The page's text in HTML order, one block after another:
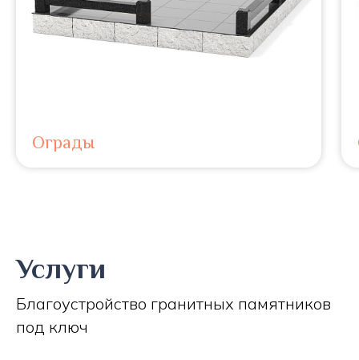
Ограды
Услуги
Благоустройство гранитных памятников
под ключ